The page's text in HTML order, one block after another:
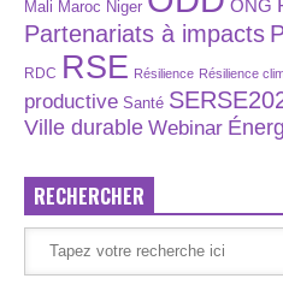
Mali Maroc Niger ONG
Partenariats à impacts
RDC RSE Résilience Résilience
productive Santé
Ville durable Webinar
RECHERCHER